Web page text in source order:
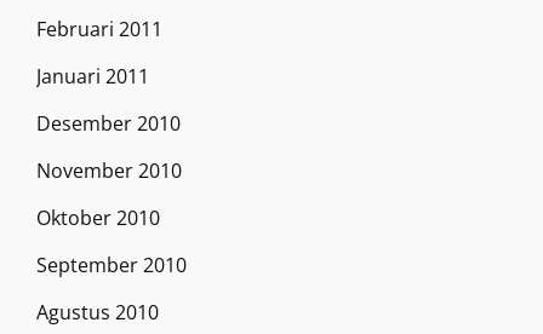
Februari 2011
Januari 2011
Desember 2010
November 2010
Oktober 2010
September 2010
Agustus 2010